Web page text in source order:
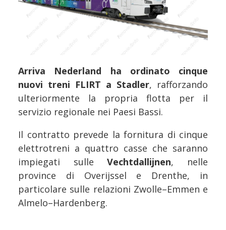
Arriva Nederland ha ordinato cinque
nuovi treni FLIRT a Stadler, rafforzando
ulteriormente la propria flotta per il
servizio regionale nei Paesi Bassi.
Il contratto prevede la fornitura di cinque
elettrotreni a quattro casse che saranno
impiegati sulleVechtdallijnen, nelle
province di Overijssel e Drenthe, in
particolare sulle relazioni Zwolle–Emmen e
Almelo–Hardenberg.